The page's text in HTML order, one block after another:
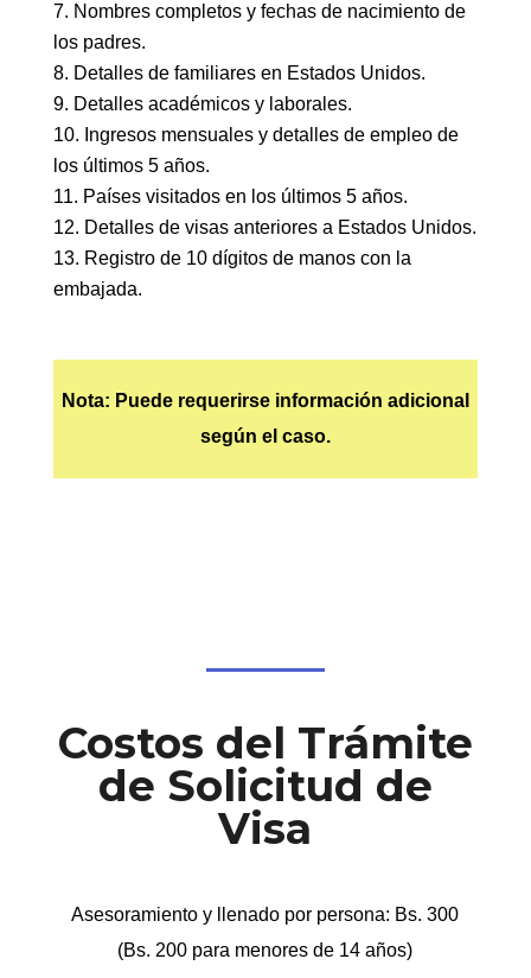
Nombres completos y fechas de nacimiento de
los padres.
Detalles de familiares en Estados Unidos.
Detalles académicos y laborales.
Ingresos mensuales y detalles de empleo de
los últimos 5 años.
Países visitados en los últimos 5 años.
Detalles de visas anteriores a Estados Unidos.
Registro de 10 dígitos de manos con la
embajada.
Nota: Puede requerirse información adicional
según el caso.
Costos del Trámite
de Solicitud de
Visa
Asesoramiento y llenado por persona: Bs. 300
(Bs. 200 para menores de 14 años)